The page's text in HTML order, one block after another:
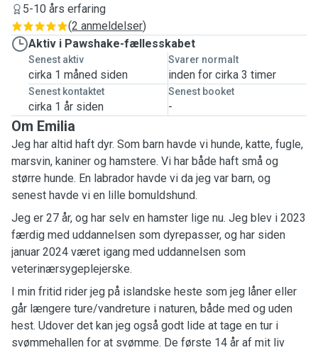
5-10 års erfaring
(2 anmeldelser)
Aktiv i Pawshake-fællesskabet
Senest aktiv
cirka 1 måned siden
Svarer normalt
inden for cirka 3 timer
Senest kontaktet
cirka 1 år siden
Senest booket
-
Om Emilia
Jeg har altid haft dyr. Som barn havde vi hunde, katte, fugle,
marsvin, kaniner og hamstere. Vi har både haft små og
større hunde. En labrador havde vi da jeg var barn, og
senest havde vi en lille bomuldshund.
Jeg er 27 år, og har selv en hamster lige nu. Jeg blev i 2023
færdig med uddannelsen som dyrepasser, og har siden
januar 2024 været igang med uddannelsen som
veterinærsygeplejerske.
I min fritid rider jeg på islandske heste som jeg låner eller
går længere ture/vandreture i naturen, både med og uden
hest. Udover det kan jeg også godt lide at tage en tur i
svømmehallen for at svømme. De første 14 år af mit liv